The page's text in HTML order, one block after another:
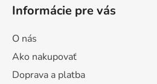
Informácie pre vás
O nás
Ako nakupovať
Doprava a platba